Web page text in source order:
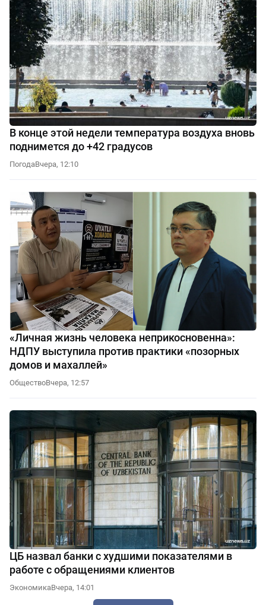
В конце этой недели температура воздуха вновь
поднимется до +42 градусов
ПогодаВчера, 12:10
«Личная жизнь человека неприкосновенна»:
НДПУ выступила против практики «позорных
домов и махаллей»
ОбществоВчера, 12:57
ЦБ назвал банки с худшими показателями в
работе с обращениями клиентов
ЭкономикаВчера, 14:01